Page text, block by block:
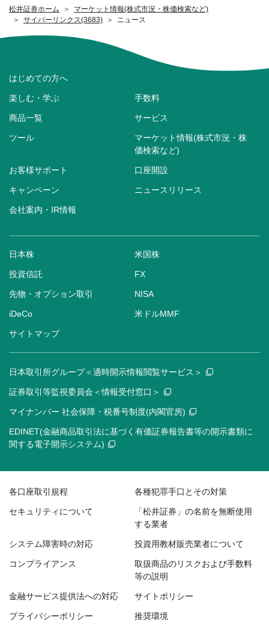
松井証券ホーム
マーケット情報(株式市況・株価検索など)
サイバーリンクス(3683)
ニュース
はじめての方へ
楽しむ・学ぶ 手数料
商品一覧 サービス
ツール
マーケット情報(株式市況・株
価検索など)
お客様サポート 口座開設
キャンペーン ニュースリリース
会社案内・IR情報
日本株 米国株
投資信託 FX
先物・オプション取引 NISA
iDeCo 米ドルMMF
サイトマップ
日本取引所グループ＜適時開示情報閲覧サービス＞
証券取引等監視委員会＜情報受付窓口＞
マイナンバー 社会保障・税番号制度(内閣官房)
EDINET(金融商品取引法に基づく有価証券報告書等の開示書類に
関する電子開示システム)
各口座取引規程 各種犯罪手口とその対策
セキュリティについて
「松井証券」の名前を無断使用
する業者
システム障害時の対応 投資用教材販売業者について
コンプライアンス
取扱商品のリスクおよび手数料
等の説明
金融サービス提供法への対応 サイトポリシー
プライバシーポリシー 推奨環境